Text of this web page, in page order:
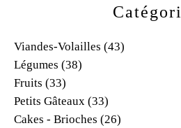
Viandes-Volailles (43)
Légumes (38)
Fruits (33)
Petits Gâteaux (33)
Cakes - Brioches (26)